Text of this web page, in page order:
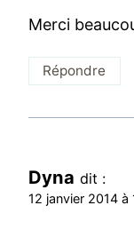
Merci
Répondre
Dyna dit :
12 janvier 2014 à